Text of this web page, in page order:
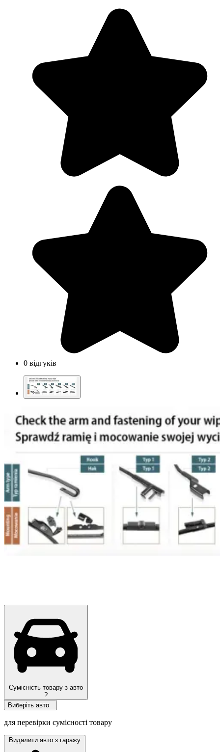
0 відгуків
Сумісність товару з авто
?
Виберіть авто
для перевірки сумісності товару
Видалити авто з гаражу